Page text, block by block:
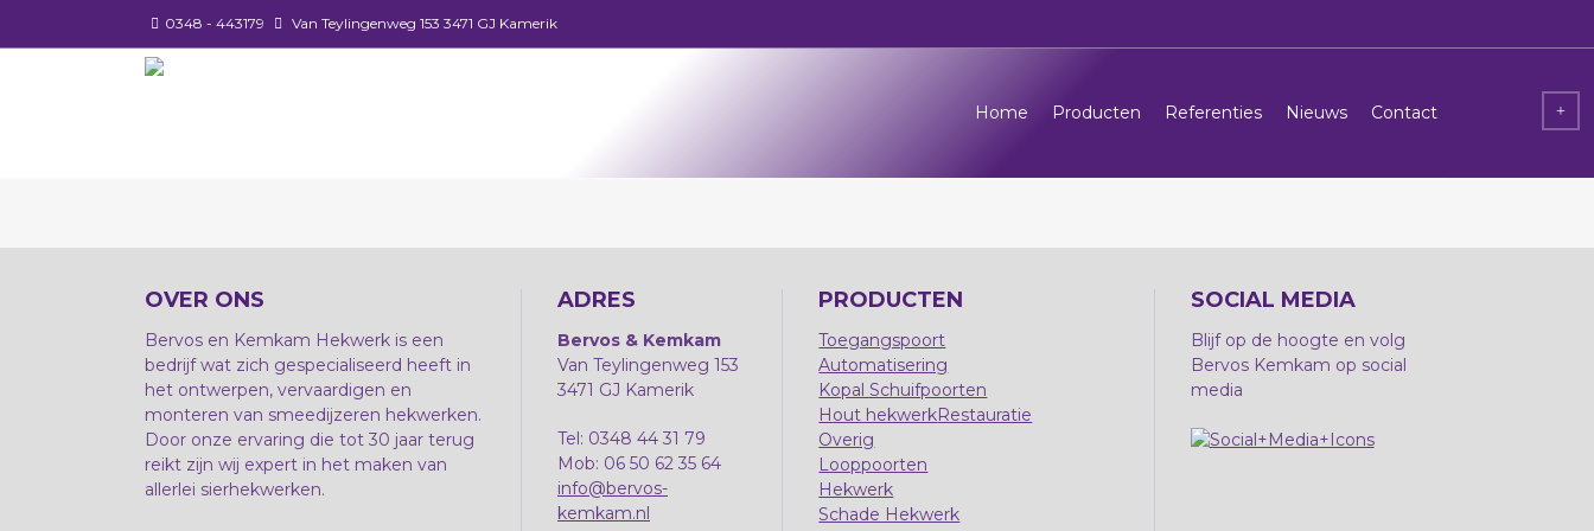
0348 - 443179 Van Teylingenweg 153 3471 GJ Kamerik
Home Producten Referenties Nieuws Contact
OVER ONS
Bervos en Kemkam Hekwerk is een
bedrijf wat zich gespecialiseerd heeft in
het ontwerpen, vervaardigen en
monteren van smeedijzeren hekwerken.
Door onze ervaring die tot 30 jaar terug
reikt zijn wij expert in het maken van
allerlei sierhekwerken.
ADRES
Bervos & Kemkam
Van Teylingenweg 153
3471 GJ Kamerik
Tel: 0348 44 31 79
Mob: 06 50 62 35 64
info@bervos-
kemkam.nl
PRODUCTEN
Toegangspoort
Automatisering
Kopal Schuifpoorten
Hout hekwerkRestauratie
Overig
Looppoorten
Hekwerk
Schade Hekwerk
SOCIAL MEDIA
Blijf op de hoogte en volg
Bervos Kemkam op social
media